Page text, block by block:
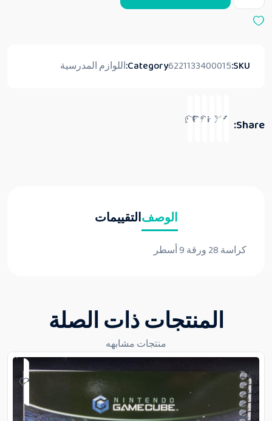
SKU:
6221133400015
Category: اللوازم المدرسية
Share:
الوصفالتقييمات
كراسة 28 ورقة 9 أسطر
المنتجات ذات الصلة
منتجات مشابهه